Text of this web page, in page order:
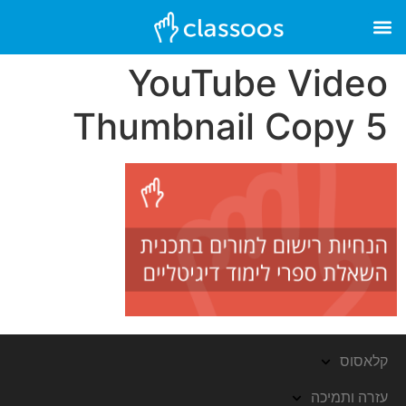
YouTube Video
Thumbnail Copy 5
קלאסוס
עזרה ותמיכה